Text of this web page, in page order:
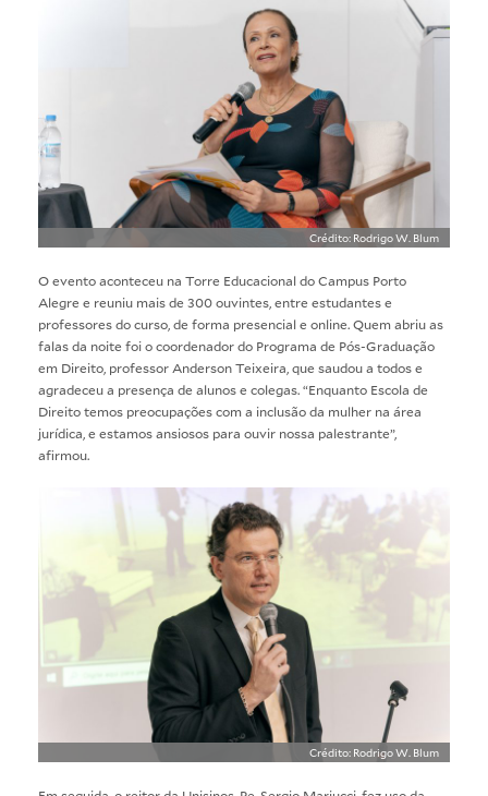
Crédito: Rodrigo W. Blum
O evento aconteceu na Torre Educacional do Campus Porto
Alegre e reuniu mais de 300 ouvintes, entre estudantes e
professores do curso, de forma presencial e online. Quem abriu as
falas da noite foi o coordenador do Programa de Pós-Graduação
em Direito, professor Anderson Teixeira, que saudou a todos e
agradeceu a presença de alunos e colegas. “Enquanto Escola de
Direito temos preocupações com a inclusão da mulher na área
jurídica, e estamos ansiosos para ouvir nossa palestrante”,
afirmou.
Crédito: Rodrigo W. Blum